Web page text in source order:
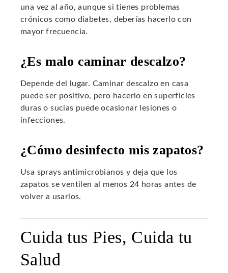
una vez al año, aunque si tienes problemas
crónicos como diabetes, deberías hacerlo con
mayor frecuencia.
¿Es malo caminar descalzo?
Depende del lugar. Caminar descalzo en casa
puede ser positivo, pero hacerlo en superficies
duras o sucias puede ocasionar lesiones o
infecciones.
¿Cómo desinfecto mis zapatos?
Usa sprays antimicrobianos y deja que los
zapatos se ventilen al menos 24 horas antes de
volver a usarlos.
Cuida tus Pies, Cuida tu
Salud